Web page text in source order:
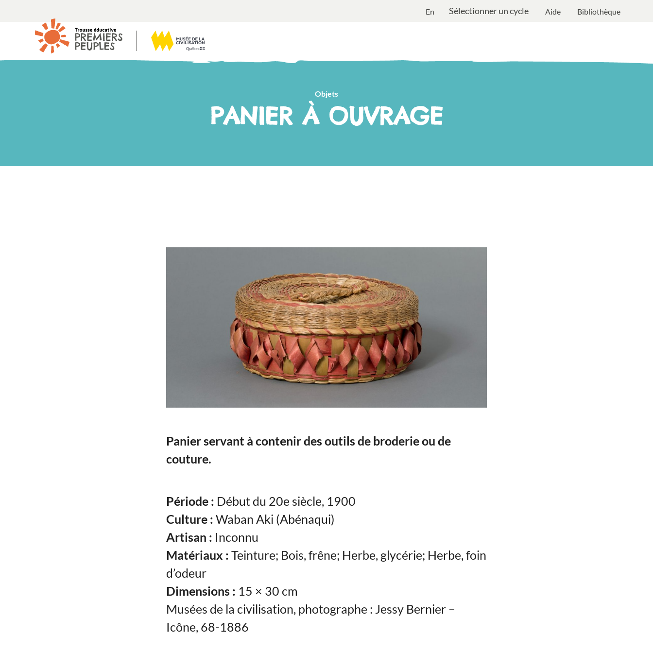
En Sélectionner un cycle Aide Bibliothèque
Objets
PANIER À OUVRAGE
Panier servant à contenir des outils de broderie ou de
couture.
Période : Début du 20e siècle, 1900
Culture : Waban Aki (Abénaqui)
Artisan : Inconnu
Matériaux : Teinture; Bois, frêne; Herbe, glycérie; Herbe, foin
d’odeur
Dimensions : 15 × 30 cm
Musées de la civilisation, photographe : Jessy Bernier –
Icône, 68-1886